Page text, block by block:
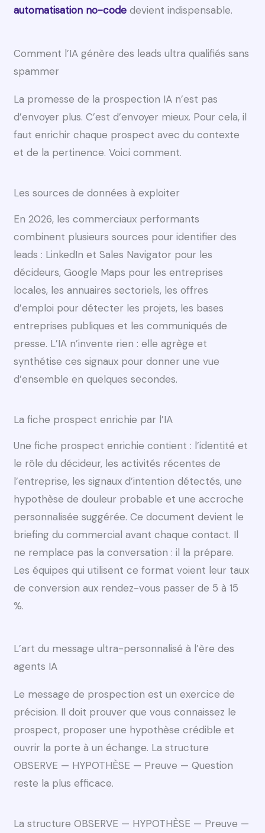
automatisation no-code devient indispensable.
Comment l’IA génère des leads ultra qualifiés sans
spammer
La promesse de la prospection IA n’est pas
d’envoyer plus. C’est d’envoyer mieux. Pour cela, il
faut enrichir chaque prospect avec du contexte
et de la pertinence. Voici comment.
Les sources de données à exploiter
En 2026, les commerciaux performants
combinent plusieurs sources pour identifier des
leads : LinkedIn et Sales Navigator pour les
décideurs, Google Maps pour les entreprises
locales, les annuaires sectoriels, les offres
d’emploi pour détecter les projets, les bases
entreprises publiques et les communiqués de
presse. L’IA n’invente rien : elle agrège et
synthétise ces signaux pour donner une vue
d’ensemble en quelques secondes.
La fiche prospect enrichie par l’IA
Une fiche prospect enrichie contient : l’identité et
le rôle du décideur, les activités récentes de
l’entreprise, les signaux d’intention détectés, une
hypothèse de douleur probable et une accroche
personnalisée suggérée. Ce document devient le
briefing du commercial avant chaque contact. Il
ne remplace pas la conversation : il la prépare.
Les équipes qui utilisent ce format voient leur taux
de conversion aux rendez-vous passer de 5 à 15
%.
L’art du message ultra-personnalisé à l’ère des
agents IA
Le message de prospection est un exercice de
précision. Il doit prouver que vous connaissez le
prospect, proposer une hypothèse crédible et
ouvrir la porte à un échange. La structure
OBSERVE — HYPOTHÈSE — Preuve — Question
reste la plus efficace.
La structure OBSERVE — HYPOTHÈSE — Preuve —